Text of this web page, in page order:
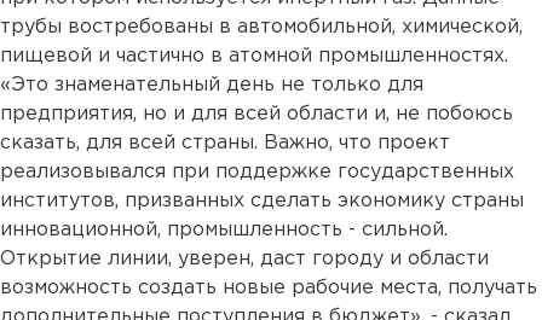
трубы востребованы в автомобильной, химической,
пищевой и частично в атомной промышленностях.
«Это знаменательный день не только для
предприятия, но и для всей области и, не побоюсь
сказать, для всей страны. Важно, что проект
реализовывался при поддержке государственных
институтов, призванных сделать экономику страны
инновационной, промышленность - сильной.
Открытие линии, уверен, даст городу и области
возможность создать новые рабочие места, получать